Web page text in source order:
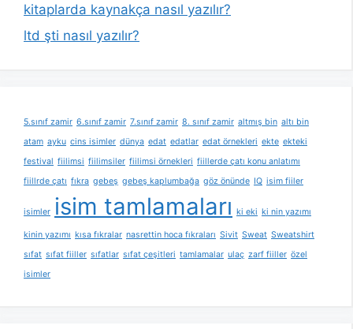
kitaplarda kaynakça nasıl yazılır?
ltd şti nasıl yazılır?
5.sınıf zamir 6.sınıf zamir 7.sınıf zamir 8. sınıf zamir altmış bin altı bin
atam ayku cins isimler dünya edat edatlar edat örnekleri ekte ekteki
festival fiilimsi fiilimsiler fiilimsi örnekleri fiillerde çatı konu anlatımı
fiillrde çatı fıkra gebeş gebeş kaplumbağa göz önünde IQ isim fiiler
isimler isim tamlamaları ki eki ki nin yazımı
kinin yazımı kısa fıkralar nasrettin hoca fıkraları Sivit Sweat Sweatshirt
sıfat sıfat fiiller sıfatlar sıfat çeşitleri tamlamalar ulaç zarf fiiller özel
isimler